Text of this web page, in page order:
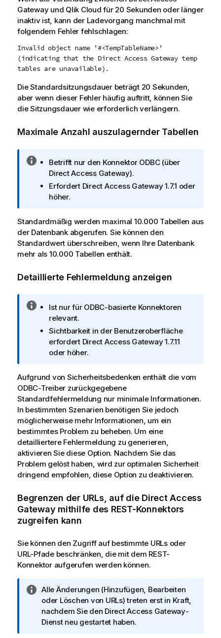
r
m
a
i
o
n
e
Gatewayund Qlik Cloud für 20 Sekunden oder länger
inaktiv ist, kann der Ladevorgang manchmal mit
folgendem Fehler fehlschlagen:
Invalid object name '#<TempTableName>'
(indicating that the Direct Access Gatewaytemp
tables are unavailable).
Die Standardsitzungsdauer beträgt 20 Sekunden,
aber wenn dieser Fehler häufig auftritt, können Sie
die Sitzungsdauer wie erforderlich verlängern.
Maximale Anzahl auszulagernder Tabellen
I
a
t
i
o
s
e
Betrifft nur den Konnektor ODBC (über
Direct Access Gateway).
Erfordert Direct Access Gateway1.7.1 oder
höher.
Standardmäßig werden maximal 10.000 Tabellen aus
der Datenbank abgerufen. Sie können den
Standardwert überschreiben, wenn Ihre Datenbank
mehr als 10.000 Tabellen enthält.
Detaillierte Fehlermeldung anzeigen
I
t
i
o
n
s
h
i
n
w
e
s
Ist nur für ODBC-basierte Konnektoren
relevant.
Sichtbarkeit in der Benutzeroberfläche
erfordert Direct Access Gateway1.7.11
oder höher.
Aufgrund von Sicherheitsbedenken enthält die vom
ODBC-Treiber zurückgegebene
Standardfehlermeldung nur minimale Informationen.
In bestimmten Szenarien benötigen Sie jedoch
möglicherweise mehr Informationen, um ein
bestimmtes Problem zu beheben. Um eine
detailliertere Fehlermeldung zu generieren,
aktivieren Sie diese Option. Nachdem Sie das
Problem gelöst haben, wird zur optimalen Sicherheit
dringend empfohlen, diese Option zu deaktivieren.
Begrenzen der URLs, auf die Direct Access
Gateway mithilfe des REST-Konnektors
zugreifen kann
Sie können den Zugriff auf bestimmte URLs oder
URL-Pfade beschränken, die mit dem REST-
Konnektor aufgerufen werden können.
I
n
f
o
Alle Änderungen (Hinzufügen, Bearbeiten
oder Löschen von URLs) treten erst in Kraft,
nachdem Sie den Direct Access Gateway-
Dienst neu gestartet haben.